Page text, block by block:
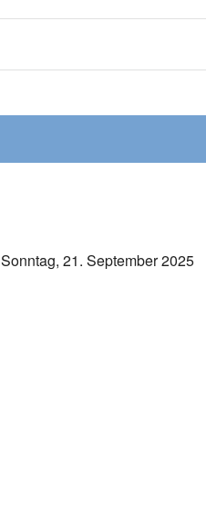
Sonntag, 21. September 2025